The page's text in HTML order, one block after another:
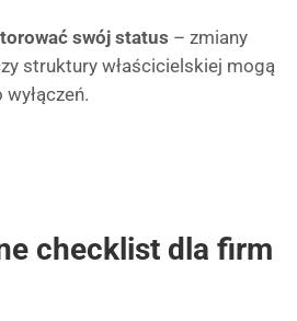
swój status – zmiany
struktury właścicielskiej mogą
checklist dla firm